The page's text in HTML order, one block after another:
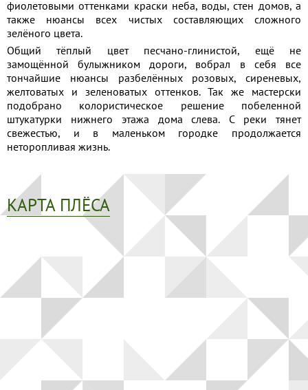
фиолетовыми оттенками краски неба, воды, стен домов, а
также нюансы всех чистых составляющих сложного
зелёного цвета.
Общий тёплый цвет песчано-глинистой, ещё не
замощённой булыжником дороги, вобрал в себя все
тончайшие нюансы разбелённых розовых, сиреневых,
желтоватых и зеленоватых оттенков. Так же мастерски
подобрано колористическое решение побеленной
штукатурки нижнего этажа дома слева. С реки тянет
свежестью, и в маленьком городке продолжается
неторопливая жизнь.
КАРТА ПЛЁСА